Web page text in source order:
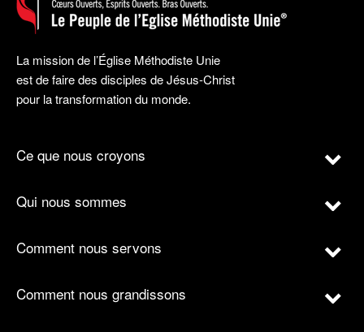
La mission de l’Église Méthodiste Unie
est de faire des disciples de Jésus-Christ
pour la transformation du monde.
Ce que nous croyons
Qui nous sommes
Comment nous servons
Comment nous grandissons